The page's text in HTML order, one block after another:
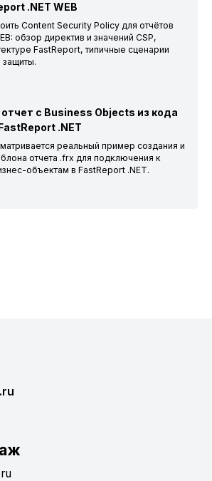
.NET WEB
Content Security Policy для отчётов
обзор директив и значений CSP,
FastReport, типичные сценарии
с Business Objects из кода
.NET
реальный пример создания и
отчета .frx для подключения к
объектам в FastReport .NET.